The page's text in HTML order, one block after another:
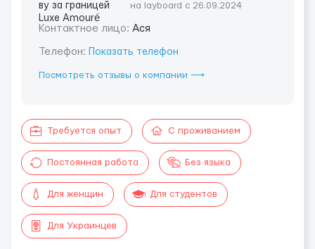
на layboard с 26.09.2024
Контактное лицо: Ася
Телефон: Показать телефон
Посмотреть отзывы о компании ⟶
Требуется опыт С проживанием
Постоянная работа Без языка
Для женщин Для студентов
Для Украинцев